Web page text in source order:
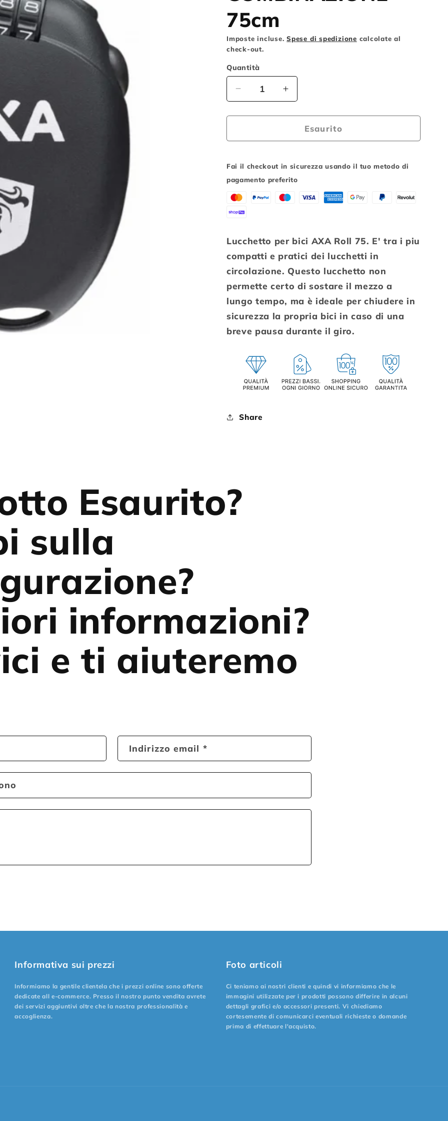
o
g
r
f
c
75cm
Imposte incluse.Spese di spedizione calcolate al
check-out.
Quantità
Diminuisci
quantità
per
ROLL
ANTIFURTO
COMBINAZIONE
75cm
Aumenta
quantità
per
ROLL
ANTIFURTO
COMBINAZIONE
75cm
Esaurito
Fai il checkout in sicurezza usando il tuo metodo di
pagamento preferito
Lucchetto per bici AXA Roll 75. E' tra i piu
compatti e pratici dei lucchetti in
circolazione. Questo lucchetto non
permette certo di sostare il mezzo a
lungo tempo, ma è ideale per chiudere in
sicurezza la propria bici in caso di una
breve pausa durante il giro.
Share
Esaurito?
sulla
informazioni?
e ti aiuteremo
Indirizzo email *
Informativa sui prezzi
Informiamo la gentile clientela che i prezzi online sono offerte
dedicate all e-commerce. Presso il nostro punto vendita avrete
dei servizi aggiuntivi oltre che la nostra professionalità e
accoglienza.
Foto articoli
Ci teniamo ai nostri clienti e quindi vi informiamo che le
immagini utilizzate per i prodotti possono differire in alcuni
dettagli grafici e/o accessori presenti. Vi chiediamo
cortesemente di comunicarci eventuali richieste o domande
prima di effettuare l'acquisto.